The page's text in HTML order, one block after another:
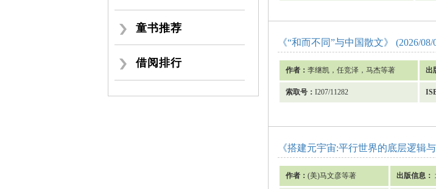
童书推荐
借阅排行
《“和而不同”与中国散文》 (2026/08/
作者： 李继凯，任竞泽，马杰等著 出
索取号： I207/11282
《搭建元宇宙:平行世界的底层逻辑
作者： (美)马文彦等著 出版信息：